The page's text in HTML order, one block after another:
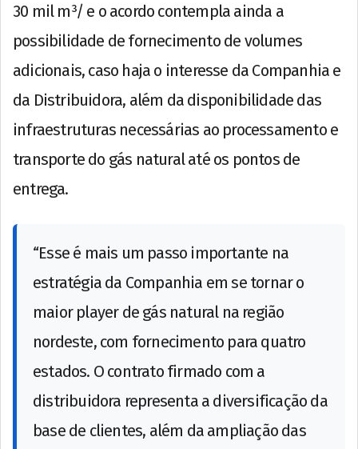
30 mil m³/ e o acordo contempla ainda a
possibilidade de fornecimento de volumes
adicionais, caso haja o interesse da Companhia e
da Distribuidora, além da disponibilidade das
infraestruturas necessárias ao processamento e
transporte do gás natural até os pontos de
entrega.
“Esse é mais um passo importante na
estratégia da Companhia em se tornar o
maior player de gás natural na região
nordeste, com fornecimento para quatro
estados. O contrato firmado com a
distribuidora representa a diversificação da
base de clientes, além da ampliação das